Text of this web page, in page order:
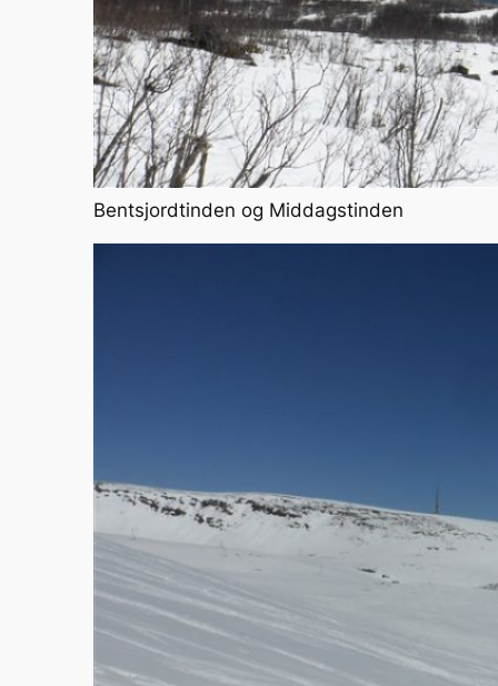
Bentsjordtinden og Middagstinden